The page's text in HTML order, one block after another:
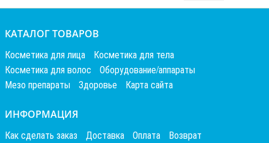
КАТАЛОГ ТОВАРОВ
Косметика для лица
Косметика для тела
Косметика для волос
Оборудование/аппараты
Мезо препараты
Здоровье Карта сайта
ИНФОРМАЦИЯ
Как сделать заказ Доставка Оплата Возврат